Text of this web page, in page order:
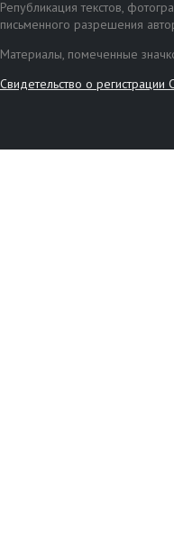
Републикация текстов,
письменного разрешения
Материалы, помеченные
Свидетельство о